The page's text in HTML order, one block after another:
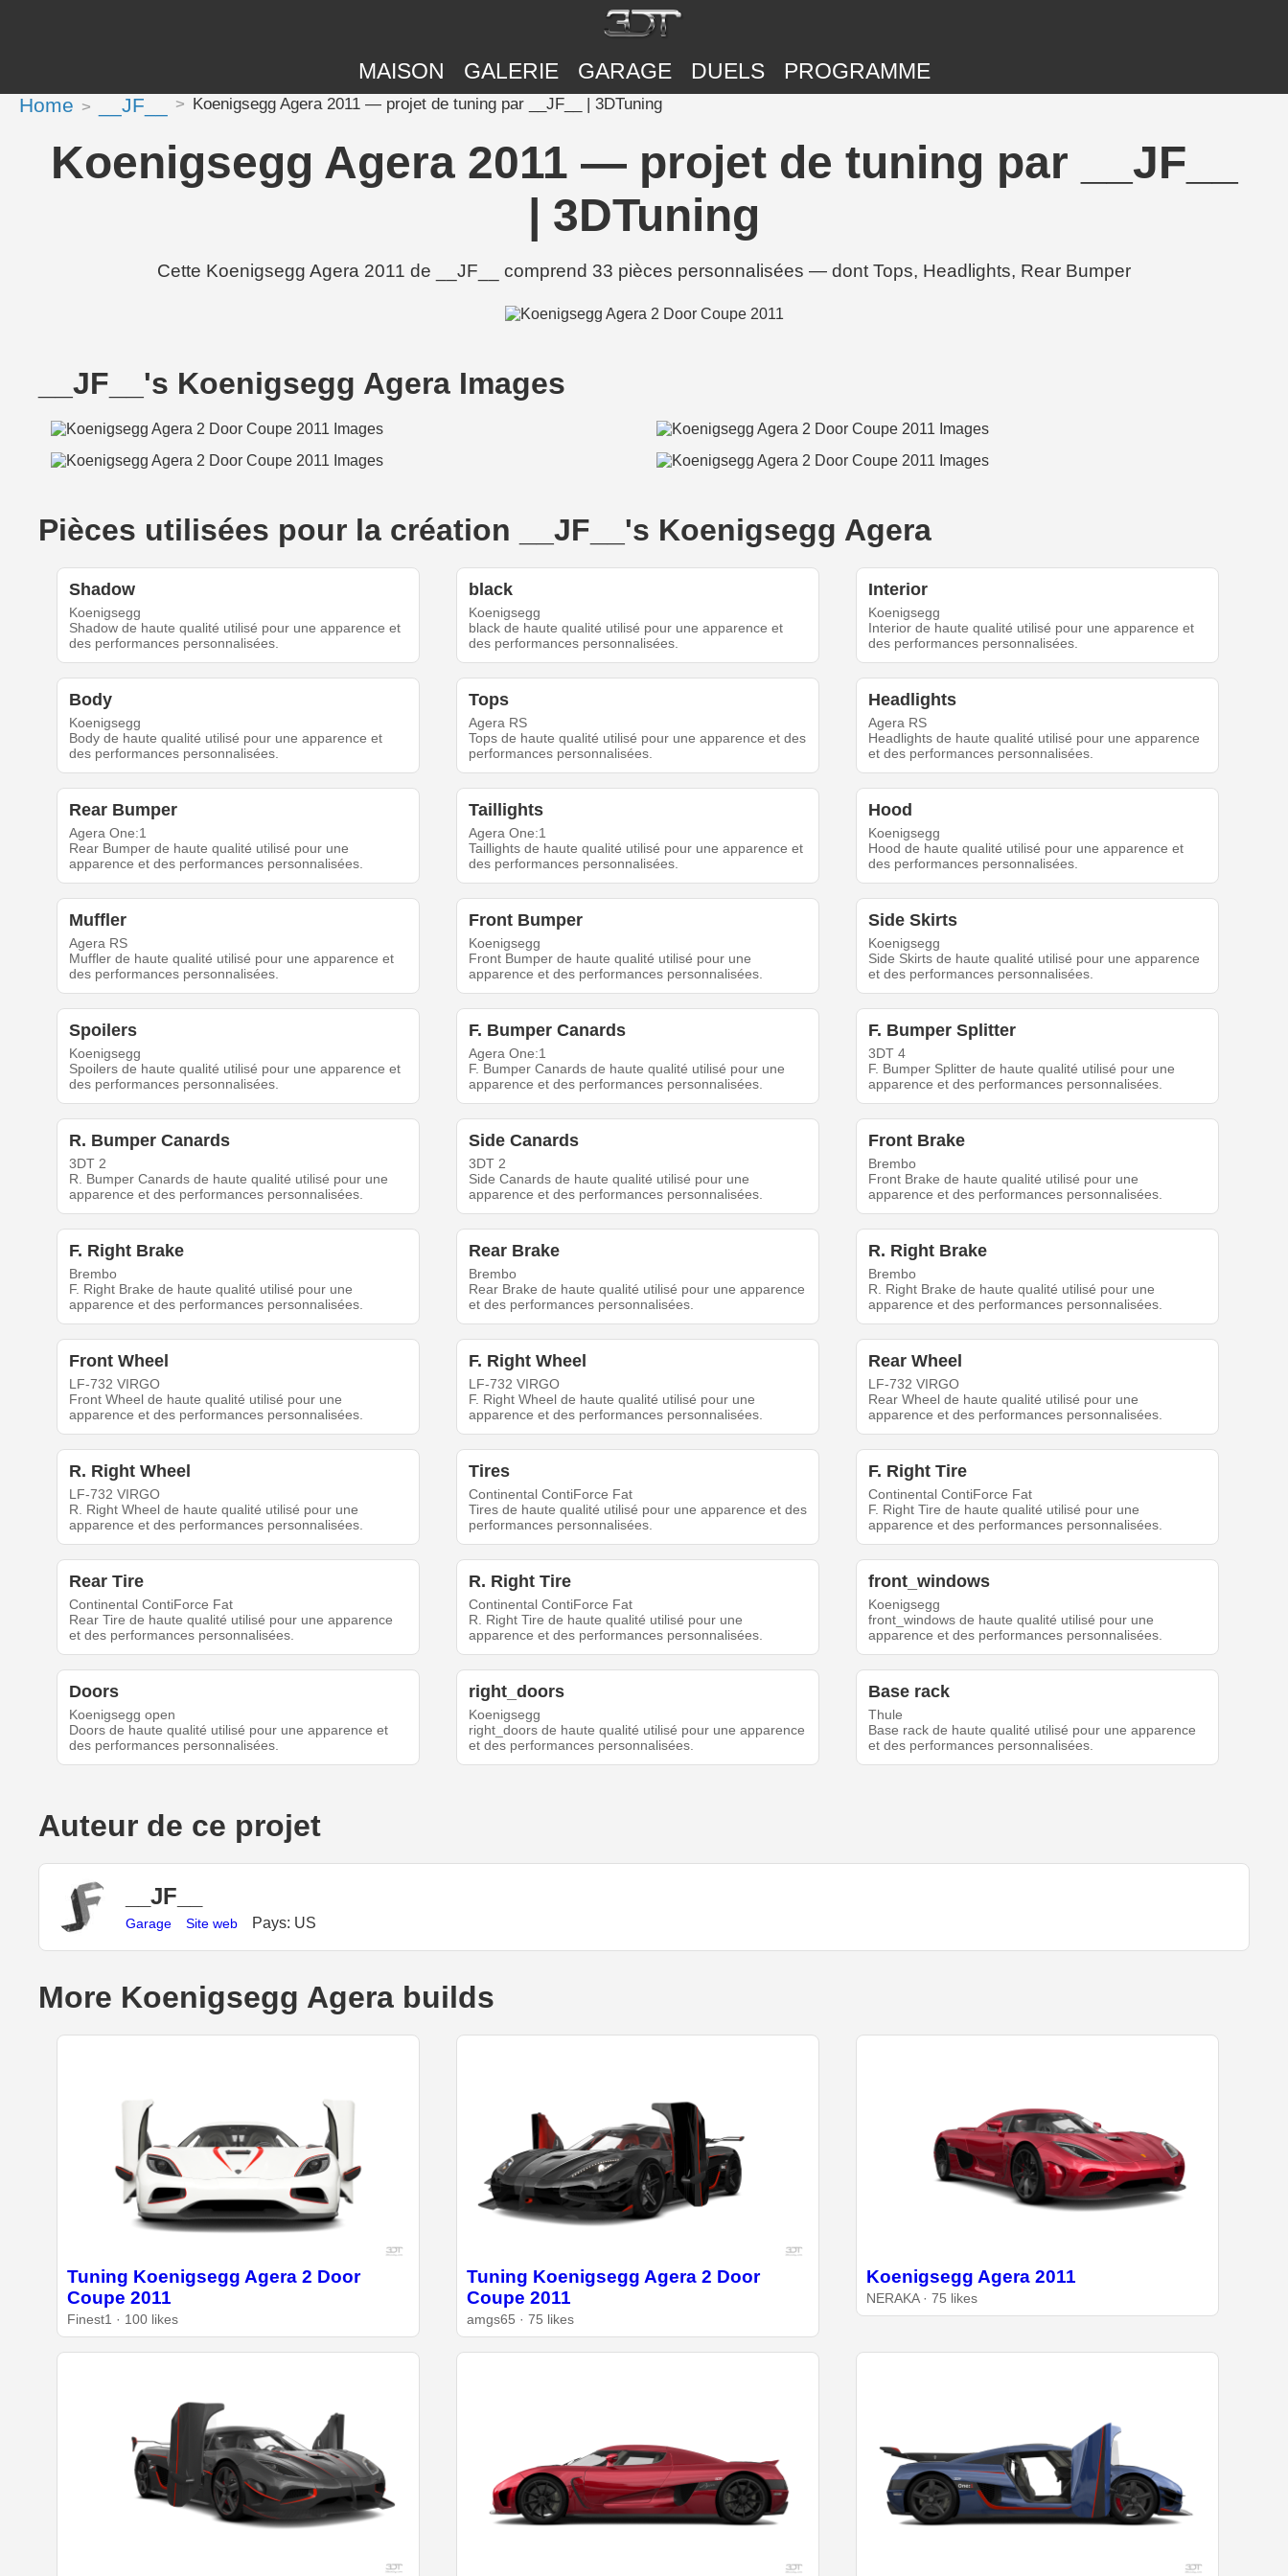
MAISON GALERIE GARAGE DUELS PROGRAMME
Home __JF__ Koenigsegg Agera 2011 — projet de tuning par __JF__ | 3DTuning
Koenigsegg Agera 2011 — projet de tuning par __JF__
| 3DTuning
Cette Koenigsegg Agera 2011 de __JF__ comprend 33 pièces personnalisées — dont Tops, Headlights, Rear Bumper
__JF__'s Koenigsegg Agera Images
Pièces utilisées pour la création __JF__'s Koenigsegg Agera
Shadow
Koenigsegg
Shadow de haute qualité utilisé pour une apparence et
des performances personnalisées.
black
Koenigsegg
black de haute qualité utilisé pour une apparence et
des performances personnalisées.
Interior
Koenigsegg
Interior de haute qualité utilisé pour une apparence et
des performances personnalisées.
Body
Koenigsegg
Body de haute qualité utilisé pour une apparence et
des performances personnalisées.
Tops
Agera RS
Tops de haute qualité utilisé pour une apparence et des
performances personnalisées.
Headlights
Agera RS
Headlights de haute qualité utilisé pour une apparence
et des performances personnalisées.
Rear Bumper
Agera One:1
Rear Bumper de haute qualité utilisé pour une
apparence et des performances personnalisées.
Taillights
Agera One:1
Taillights de haute qualité utilisé pour une apparence et
des performances personnalisées.
Hood
Koenigsegg
Hood de haute qualité utilisé pour une apparence et
des performances personnalisées.
Muffler
Agera RS
Muffler de haute qualité utilisé pour une apparence et
des performances personnalisées.
Front Bumper
Koenigsegg
Front Bumper de haute qualité utilisé pour une
apparence et des performances personnalisées.
Side Skirts
Koenigsegg
Side Skirts de haute qualité utilisé pour une apparence
et des performances personnalisées.
Spoilers
Koenigsegg
Spoilers de haute qualité utilisé pour une apparence et
des performances personnalisées.
F. Bumper Canards
Agera One:1
F. Bumper Canards de haute qualité utilisé pour une
apparence et des performances personnalisées.
F. Bumper Splitter
3DT 4
F. Bumper Splitter de haute qualité utilisé pour une
apparence et des performances personnalisées.
R. Bumper Canards
3DT 2
R. Bumper Canards de haute qualité utilisé pour une
apparence et des performances personnalisées.
Side Canards
3DT 2
Side Canards de haute qualité utilisé pour une
apparence et des performances personnalisées.
Front Brake
Brembo
Front Brake de haute qualité utilisé pour une
apparence et des performances personnalisées.
F. Right Brake
Brembo
F. Right Brake de haute qualité utilisé pour une
apparence et des performances personnalisées.
Rear Brake
Brembo
Rear Brake de haute qualité utilisé pour une apparence
et des performances personnalisées.
R. Right Brake
Brembo
R. Right Brake de haute qualité utilisé pour une
apparence et des performances personnalisées.
Front Wheel
LF-732 VIRGO
Front Wheel de haute qualité utilisé pour une
apparence et des performances personnalisées.
F. Right Wheel
LF-732 VIRGO
F. Right Wheel de haute qualité utilisé pour une
apparence et des performances personnalisées.
Rear Wheel
LF-732 VIRGO
Rear Wheel de haute qualité utilisé pour une
apparence et des performances personnalisées.
R. Right Wheel
LF-732 VIRGO
R. Right Wheel de haute qualité utilisé pour une
apparence et des performances personnalisées.
Tires
Continental ContiForce Fat
Tires de haute qualité utilisé pour une apparence et des
performances personnalisées.
F. Right Tire
Continental ContiForce Fat
F. Right Tire de haute qualité utilisé pour une
apparence et des performances personnalisées.
Rear Tire
Continental ContiForce Fat
Rear Tire de haute qualité utilisé pour une apparence
et des performances personnalisées.
R. Right Tire
Continental ContiForce Fat
R. Right Tire de haute qualité utilisé pour une
apparence et des performances personnalisées.
front_windows
Koenigsegg
front_windows de haute qualité utilisé pour une
apparence et des performances personnalisées.
Doors
Koenigsegg open
Doors de haute qualité utilisé pour une apparence et
des performances personnalisées.
right_doors
Koenigsegg
right_doors de haute qualité utilisé pour une apparence
et des performances personnalisées.
Base rack
Thule
Base rack de haute qualité utilisé pour une apparence
et des performances personnalisées.
Auteur de ce projet
__JF__
Garage Site web Pays: US
More Koenigsegg Agera builds
Tuning Koenigsegg Agera 2 Door
Coupe 2011
Finest1 · 100 likes
Tuning Koenigsegg Agera 2 Door
Coupe 2011
amgs65 · 75 likes
Koenigsegg Agera 2011
NERAKA · 75 likes